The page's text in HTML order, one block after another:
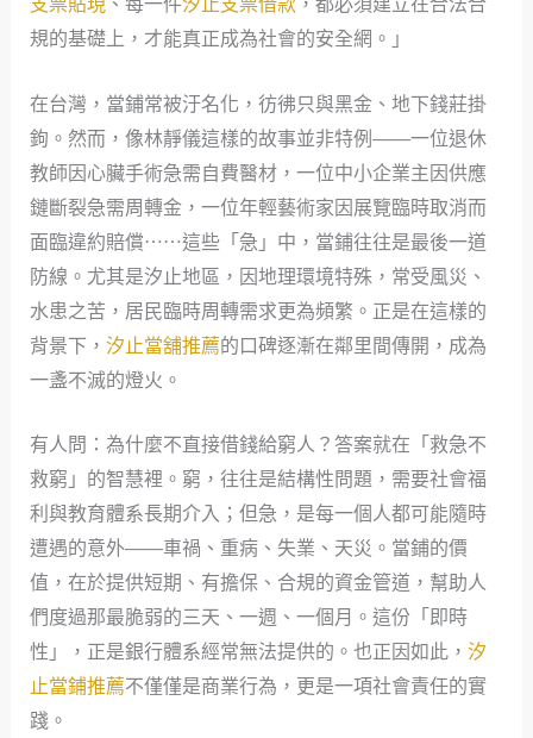
規的基礎上，才能真正成為社會的安全網。」
在台灣，當鋪常被汙名化，彷彿只與黑金、地下錢莊掛
鉤。然而，像林靜儀這樣的故事並非特例——一位退休
教師因心臟手術急需自費醫材，一位中小企業主因供應
鏈斷裂急需周轉金，一位年輕藝術家因展覽臨時取消而
面臨違約賠償⋯⋯這些「急」中，當鋪往往是最後一道
防線。尤其是汐止地區，因地理環境特殊，常受風災、
水患之苦，居民臨時周轉需求更為頻繁。正是在這樣的
背景下， 汐止當舖推薦的口碑逐漸在鄰里間傳開，成為
一盞不滅的燈火。
有人問：為什麼不直接借錢給窮人？答案就在「救急不
救窮」的智慧裡。窮，往往是結構性問題，需要社會福
利與教育體系長期介入；但急，是每一個人都可能隨時
遭遇的意外——車禍、重病、失業、天災。當鋪的價
值，在於提供短期、有擔保、合規的資金管道，幫助人
們度過那最脆弱的三天、一週、一個月。這份「即時
性」，正是銀行體系經常無法提供的。也正因如此， 汐
止當鋪推薦不僅僅是商業行為，更是一項社會責任的實
踐。